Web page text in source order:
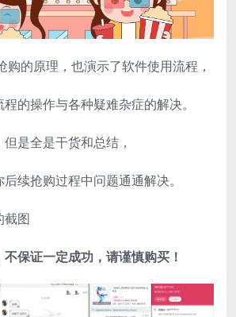
购的原理，也演示了软件使用流程，
的操作与各种疑难杂症的解决。
是全是干货和总结，
续抢购过程中问题通通解决。
截图
保证一定成功，请谨慎购买！